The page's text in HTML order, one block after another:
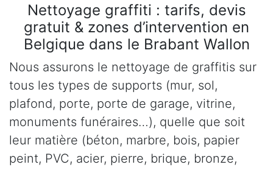
Nettoyage graffiti : tarifs, devis
gratuit & zones d’intervention en
Belgique dans le Brabant Wallon
Nous assurons le nettoyage de graffitis sur
tous les types de supports (mur, sol,
plafond, porte, porte de garage, vitrine,
monuments funéraires…), quelle que soit
leur matière (béton, marbre, bois, papier
peint, PVC, acier, pierre, brique, bronze,